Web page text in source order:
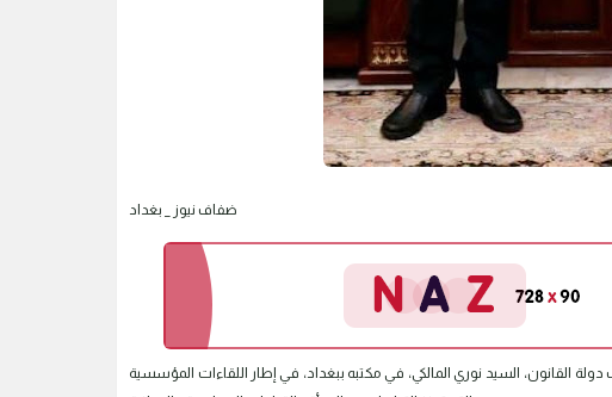
القانون، السيد نوري المالكي، في مكتبه ببغداد، في إطار اللقاءات المؤسسية